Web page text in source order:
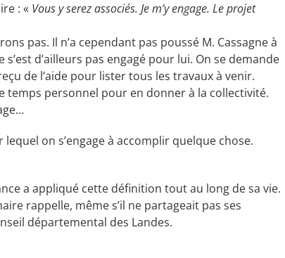
: « Vous y serez associés. Je m’y engage. Le projet
pas. Il n’a cependant pas poussé M. Cassagne à
d’ailleurs pas engagé pour lui. On se demande
de l’aide pour lister tous les travaux à venir.
temps personnel pour en donner à la collectivité.
on s’engage à accomplir quelque chose.
a appliqué cette définition tout au long de sa vie.
rappelle, même s’il ne partageait pas ses
départemental des Landes.